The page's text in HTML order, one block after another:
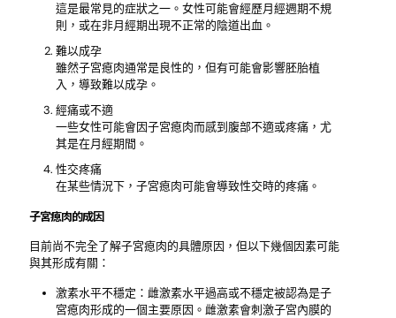
這是最常見的症狀之一。女性可能會經歷月經週期不規
則，或在非月經期出現不正常的陰道出血。
難以成孕
雖然子宮瘜肉通常是良性的，但有可能會影響胚胎植
入，導致難以成孕。
經痛或不適
一些女性可能會因子宮瘜肉而感到腹部不適或疼痛，尤
其是在月經期間。
性交疼痛
在某些情況下，子宮瘜肉可能會導致性交時的疼痛。
子宮瘜肉的成因
目前尚不完全了解子宮瘜肉的具體原因，但以下幾個因素可能
與其形成有關：
激素水平不穩定：雌激素水平過高或不穩定被認為是子
宮瘜肉形成的一個主要原因。雌激素會刺激子宮內膜的